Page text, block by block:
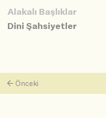
Alakalı Başlıklar
Dini Şahsiyetler
Önceki